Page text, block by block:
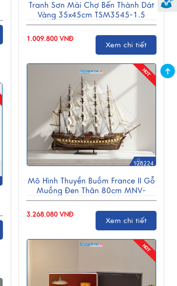
Tranh Sơn Mài Chợ Bến Thành Dát
Vàng 35x45cm TSM3545-1.5
1.009.800 VNĐ
Xem chi tiết
128224
Mô Hình Thuyền Buồm France II Gỗ
Muồng Đen Thân 80cm MNV-
TB02/1
3.268.080 VNĐ
Xem chi tiết